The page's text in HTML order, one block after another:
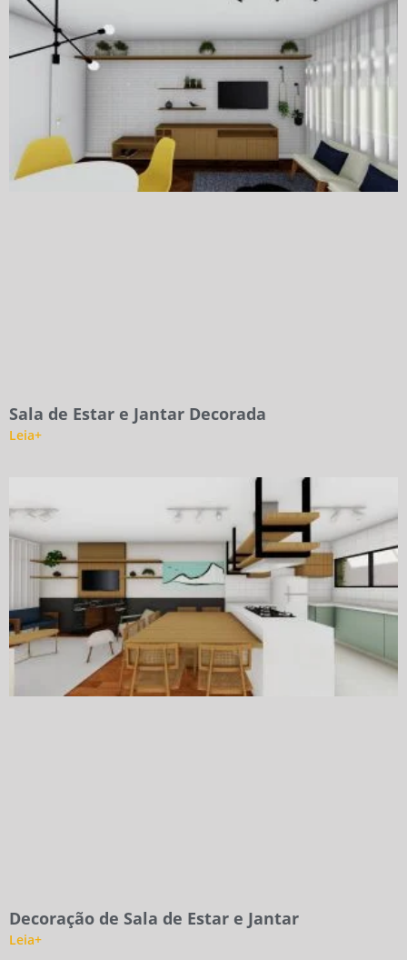
Sala de Estar e Jantar Decorada
Leia+
Decoração de Sala de Estar e Jantar
Leia+